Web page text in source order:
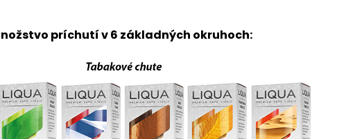
príchutí v 6 základných okruhoch: